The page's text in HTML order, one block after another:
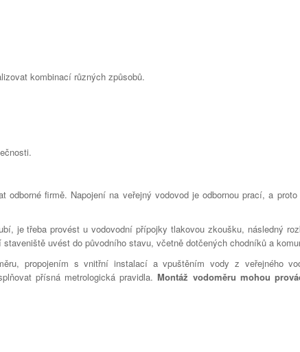
kombinací různých způsobů.
odborné firmě. Napojení na veřejný vodovod je odbornou prací, a proto
je třeba provést u vodovodní přípojky tlakovou zkoušku, následný
uvést do původního stavu, včetně dotčených chodníků a
propojením s vnitřní instalací a vpuštěním vody z veřejného
přísná metrologická pravidla.Montáž vodoměru mohou